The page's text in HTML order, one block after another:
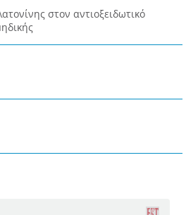
στον αντιοξειδωτικό